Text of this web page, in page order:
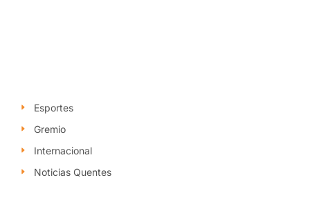
Esportes
Gremio
Internacional
Noticias Quentes